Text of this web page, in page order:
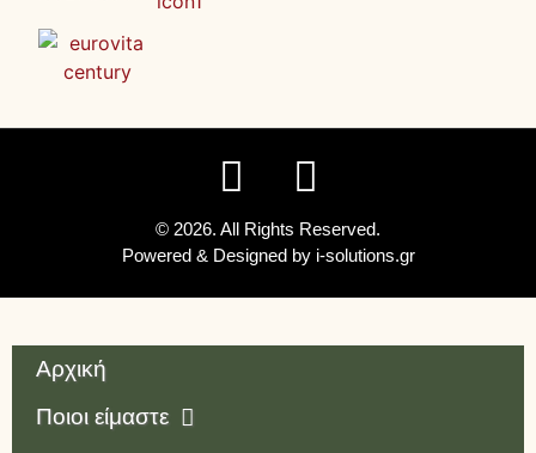
© 2026. All Rights Reserved.
Powered & Designed by i-solutions.gr
Αρχική
Ποιοι είμαστε